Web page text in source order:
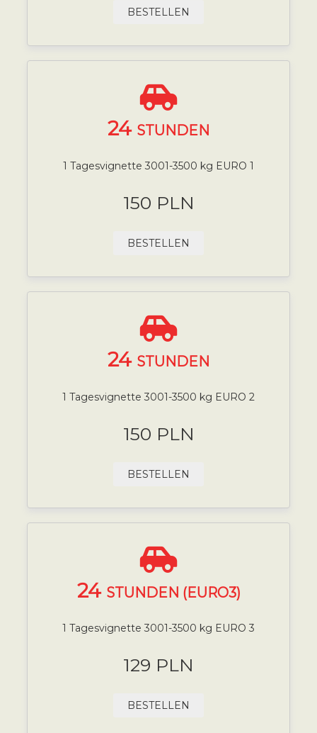
BESTELLEN
24 STUNDEN
1 Tagesvignette 3001-3500 kg EURO 1
150 PLN
BESTELLEN
24 STUNDEN
1 Tagesvignette 3001-3500 kg EURO 2
150 PLN
BESTELLEN
24 STUNDEN (EURO3)
1 Tagesvignette 3001-3500 kg EURO 3
129 PLN
BESTELLEN